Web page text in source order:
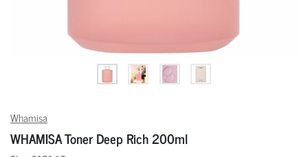
Whamisa
WHAMISA Toner Deep Rich 200ml